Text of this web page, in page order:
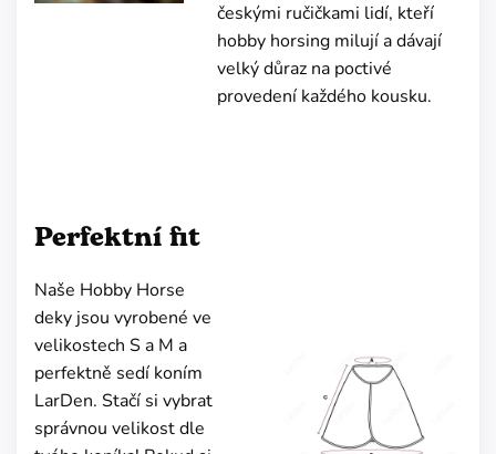
českými ručičkami lidí, kteří
hobby horsing milují a dávají
velký důraz na poctivé
provedení každého kousku.
Perfektní fit
Naše Hobby Horse
deky jsou vyrobené ve
velikostech S a M a
perfektně sedí koním
LarDen. Stačí si vybrat
správnou velikost dle